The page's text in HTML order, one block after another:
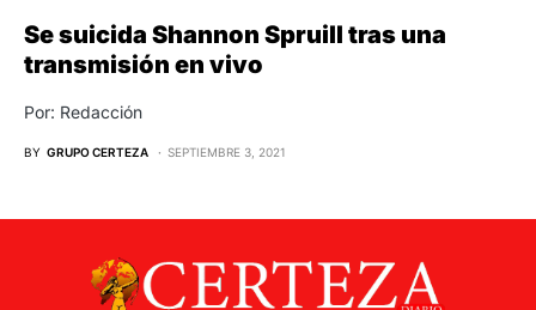
Se suicida Shannon Spruill tras una
transmisión en vivo
Por: Redacción
BY GRUPO CERTEZA SEPTIEMBRE 3, 2021